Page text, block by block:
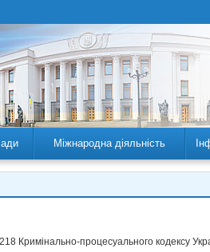
Міжнародна діяльність
Кримінально-процесуального кодексу